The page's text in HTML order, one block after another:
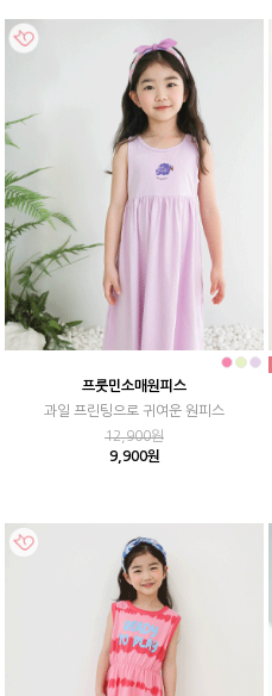
프룻민소매원피스
과일 프린팅으로 귀여운 원피스
12,900원
9,900원